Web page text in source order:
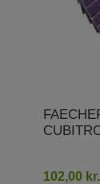
102,00 kr.